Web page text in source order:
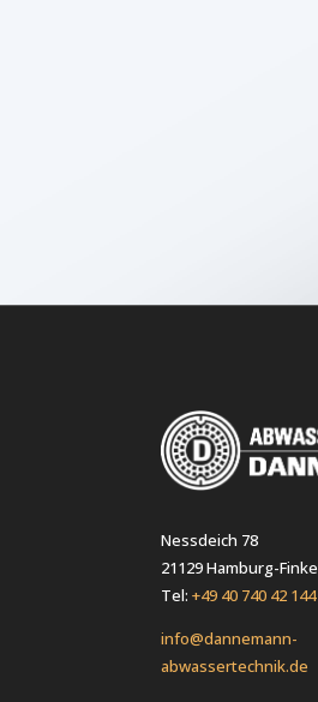
Nessdeich 78
21129 Hamburg-
Tel:+49 40 740 42 144
info@dannemann-
abwassertechnik.de